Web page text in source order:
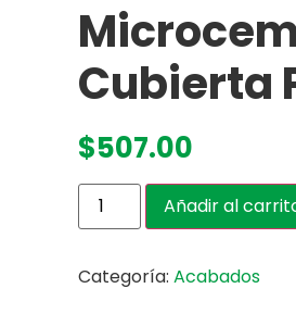
Cubierta
$507.00
Añadir al
Categoría: Acabados